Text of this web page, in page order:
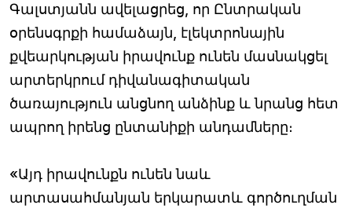
Գալստյանն ավելացրեց, որ Ընտրական
օրենսգրքի համաձայն, էլեկտրոնային
քվեարկության իրավունք ունեն մասնակցել
արտերկրում դիվանագիտական
ծառայություն անցնող անձինք և նրանց հետ
ապրող իրենց ընտանիքի անդամները։
«Այդ իրավունքն ունեն նաև
արտասահմանյան երկարատև գործուղման